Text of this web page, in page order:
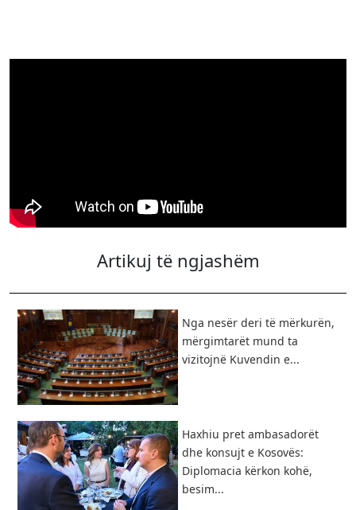
Artikuj të ngjashëm
Nga nesër deri të mërkurën,
mërgimtarët mund ta
vizitojnë Kuvendin e...
Haxhiu pret ambasadorët
dhe konsujt e Kosovës:
Diplomacia kërkon kohë,
besim...